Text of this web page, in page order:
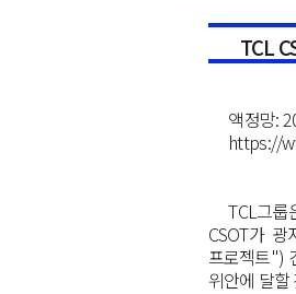
TCL
액정망:
https://
TCL그룹
CSOT가 광
프로젝트")
위안에 달할